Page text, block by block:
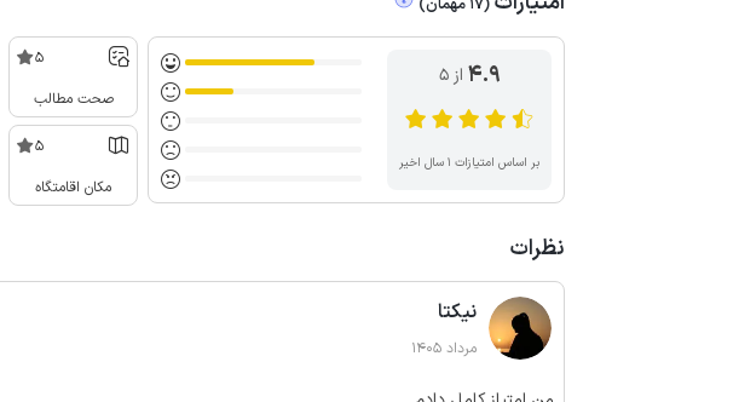
4.9 از ۵
بر اساس امتیازات ۱ سال اخیر
5
صحت مطالب
5
مکان اقامتگاه
نظرات
نیکتا
مرداد 1405